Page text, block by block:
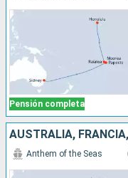
Pensión completa
AUSTRALIA,
Anthem of the Seas